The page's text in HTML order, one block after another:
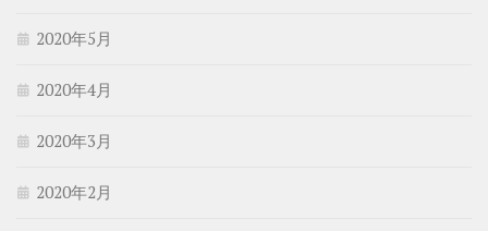
2020年5月
2020年4月
2020年3月
2020年2月